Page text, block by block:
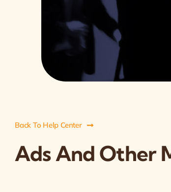
Back To Help Center
Ads And Other